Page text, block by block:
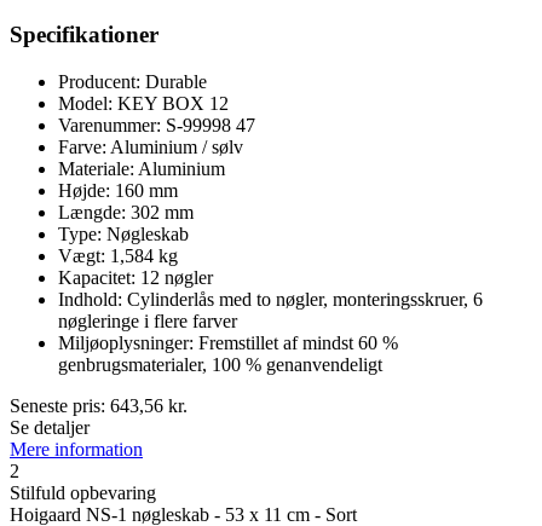
Specifikationer
Producent: Durable
Model: KEY BOX 12
Varenummer: S-99998 47
Farve: Aluminium / sølv
Materiale: Aluminium
Højde: 160 mm
Længde: 302 mm
Type: Nøgleskab
Vægt: 1,584 kg
Kapacitet: 12 nøgler
Indhold: Cylinderlås med to nøgler, monteringsskruer, 6
nøgleringe i flere farver
Miljøoplysninger: Fremstillet af mindst 60 %
genbrugsmaterialer, 100 % genanvendeligt
Seneste pris: 643,56 kr.
Se detaljer
Mere information
2
Stilfuld opbevaring
Hoigaard NS-1 nøgleskab - 53 x 11 cm - Sort